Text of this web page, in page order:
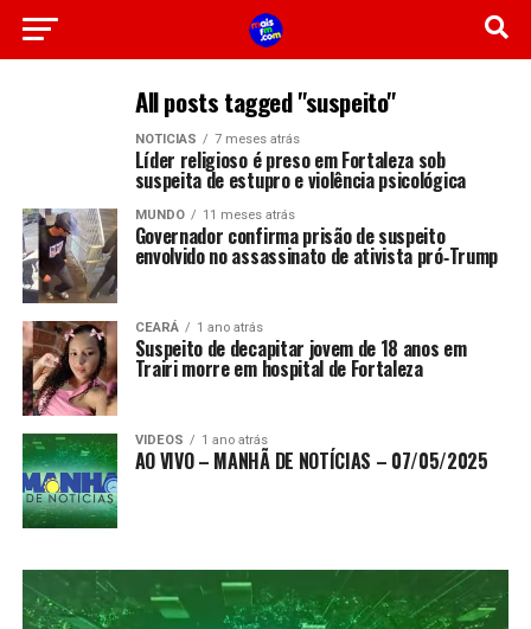
All posts tagged "suspeito"
NOTICIAS 7 meses atrás
Líder religioso é preso em Fortaleza sob
suspeita de estupro e violência psicológica
MUNDO 11 meses atrás
Governador confirma prisão de suspeito
envolvido no assassinato de ativista pró‑Trump
CEARÁ 1 ano atrás
Suspeito de decapitar jovem de 18 anos em
Trairi morre em hospital de Fortaleza
VIDEOS 1 ano atrás
AO VIVO – MANHÃ DE NOTÍCIAS – 07/05/2025